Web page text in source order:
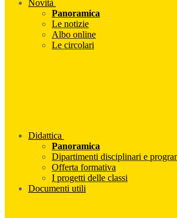
Novità
Panoramica
Le notizie
Albo online
Le circolari
Didattica
Panoramica
Dipartimenti disciplinari e
Offerta formativa
I progetti delle classi
Documenti utili